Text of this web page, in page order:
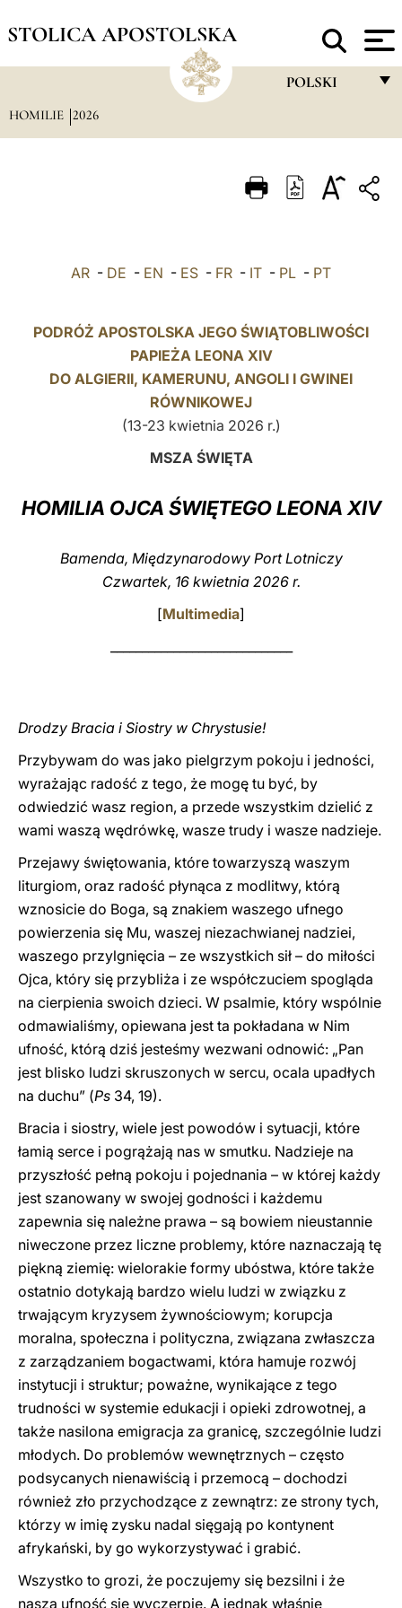
STOLICA APOSTOLSKA
POLSKI
ITALIANO
POLSKI
HOMILIE 2026
AR - DE - EN - ES - FR - IT - PL - PT
PODRÓŻ APOSTOLSKA JEGO ŚWIĄTOBLIWOŚCI
PAPIEŻA LEONA XIV
DO ALGIERII, KAMERUNU, ANGOLI I GWINEI
RÓWNIKOWEJ
(13-23 kwietnia 2026 r.)
MSZA ŚWIĘTA
HOMILIA OJCA ŚWIĘTEGO LEONA XIV
Bamenda, Międzynarodowy Port Lotniczy
Czwartek, 16 kwietnia 2026 r.
[Multimedia]
Drodzy Bracia i Siostry w Chrystusie!
Przybywam do was jako pielgrzym pokoju i jedności,
wyrażając radość z tego, że mogę tu być, by
odwiedzić wasz region, a przede wszystkim dzielić z
wami waszą wędrówkę, wasze trudy i wasze nadzieje.
Przejawy świętowania, które towarzyszą waszym
liturgiom, oraz radość płynąca z modlitwy, którą
wznosicie do Boga, są znakiem waszego ufnego
powierzenia się Mu, waszej niezachwianej nadziei,
waszego przylgnięcia – ze wszystkich sił – do miłości
Ojca, który się przybliża i ze współczuciem spogląda
na cierpienia swoich dzieci. W psalmie, który wspólnie
odmawialiśmy, opiewana jest ta pokładana w Nim
ufność, którą dziś jesteśmy wezwani odnowić: „Pan
jest blisko ludzi skruszonych w sercu, ocala upadłych
na duchu” (Ps 34, 19).
Bracia i siostry, wiele jest powodów i sytuacji, które
łamią serce i pogrążają nas w smutku. Nadzieje na
przyszłość pełną pokoju i pojednania – w której każdy
jest szanowany w swojej godności i każdemu
zapewnia się należne prawa – są bowiem nieustannie
niweczone przez liczne problemy, które naznaczają tę
piękną ziemię: wielorakie formy ubóstwa, które także
ostatnio dotykają bardzo wielu ludzi w związku z
trwającym kryzysem żywnościowym; korupcja
moralna, społeczna i polityczna, związana zwłaszcza
z zarządzaniem bogactwami, która hamuje rozwój
instytucji i struktur; poważne, wynikające z tego
trudności w systemie edukacji i opieki zdrowotnej, a
także nasilona emigracja za granicę, szczególnie ludzi
młodych. Do problemów wewnętrznych – często
podsycanych nienawiścią i przemocą – dochodzi
również zło przychodzące z zewnątrz: ze strony tych,
którzy w imię zysku nadal sięgają po kontynent
afrykański, by go wykorzystywać i grabić.
Wszystko to grozi, że poczujemy się bezsilni i że
nasza ufność się wyczerpie. A jednak właśnie